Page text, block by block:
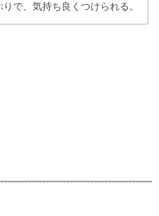
で、気持ち良くつけられる。